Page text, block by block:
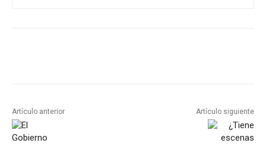
Artículo anterior Artículo siguiente